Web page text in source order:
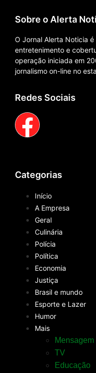
Sobre o Alerta
O Jornal Alerta Noticia
entretenimento e
operação iniciada em
jornalismo on-line no
Redes Sociais
Categorias
Início
A Empresa
Geral
Culinária
Polícia
Política
Economia
Justiça
Brasil e mundo
Esporte e Lazer
Humor
Mais
Mensagem
TV
Educação